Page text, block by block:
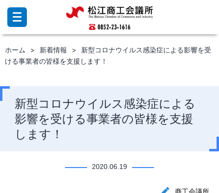
ン
ツ
へ
ホーム 新着情報
新型コロナウイルス感染症による影響を受
ける事業者の皆様を支援します！
新型コロナウイルス感染症による
影響を受ける事業者の皆様を支援
します！
2020.06.19